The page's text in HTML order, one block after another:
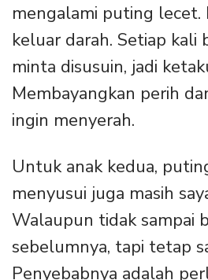
mengalami puting lecet.
keluar darah. Setiap kali
minta disusuin, jadi
Membayangkan perih
ingin menyerah.
Untuk anak kedua,
menyusui juga masih
Walaupun tidak sampai
sebelumnya, tapi tetap
Penyebabnya adalah